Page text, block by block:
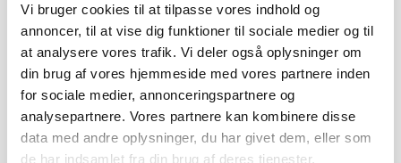
Vi bruger cookies til at tilpasse vores indhold og
annoncer, til at vise dig funktioner til sociale medier og til
at analysere vores trafik. Vi deler også oplysninger om
din brug af vores hjemmeside med vores partnere inden
for sociale medier, annonceringspartnere og
analysepartnere. Vores partnere kan kombinere disse
data med andre oplysninger, du har givet dem, eller som
de har indsamlet fra din brug af deres tjenester.